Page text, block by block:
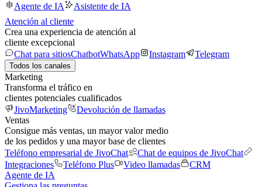
Agente de IA
Asistente de IA
Atención al cliente
Crea una experiencia de atención al
cliente excepcional
Chat para sitiosChatbotWhatsApp Instagram Telegram
Todos los canales
Marketing
Transforma el tráfico en
clientes potenciales cualificados
JivoMarketing
Devolución de llamadas
Ventas
Consigue más ventas, un mayor valor medio
de los pedidos y una mayor base de clientes
Teléfono empresarial de JivoChat
Chat de equipos de JivoChat
Integraciones
Teléfono Plus Video llamadas
CRM
Agente de IA